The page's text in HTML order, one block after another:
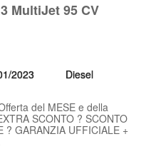
MultiJet 95 CV
2023 Diesel
del MESE e della
SCONTO ? SCONTO
? GARANZIA UFFICIALE +